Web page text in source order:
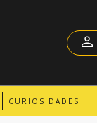
CURIOSIDADES